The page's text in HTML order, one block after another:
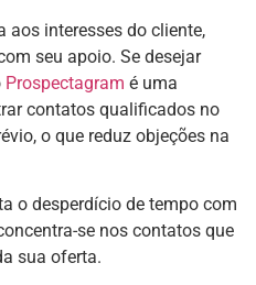
aos interesses do cliente,
seu apoio. Se desejar
Prospectagram é uma
contatos qualificados no
o que reduz objeções na
o desperdício de tempo com
se nos contatos que
sua oferta.